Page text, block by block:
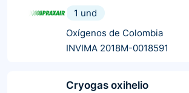
1 und
Oxígenos de Colombia
INVIMA 2018M-0018591
Cryogas oxihelio